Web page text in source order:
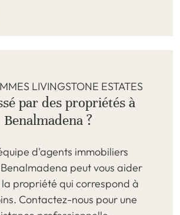
LIVINGSTONE ESTATES
par des propriétés à
Benalmadena ?
d'agents immobiliers
peut vous aider
propriété qui correspond à
Contactez-nous pour une